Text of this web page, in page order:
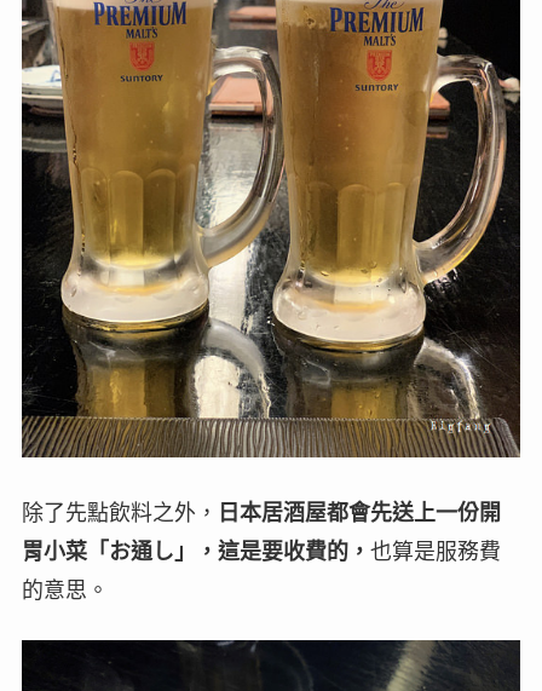
除了先點飲料之外， 日本居酒屋都會先送上一份開
胃小菜「お通し」，這是要收費的， 也算是服務費
的意思。